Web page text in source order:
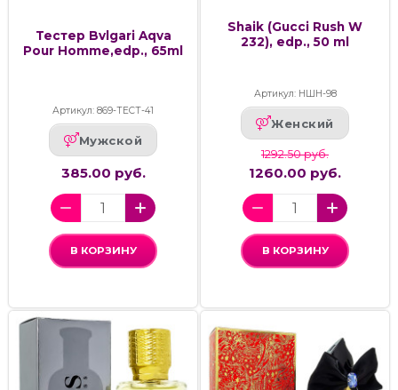
Тестер Bvlgari Aqva
Pour Homme,edp., 65ml
Артикул: 869-ТЕСТ-41
Мужской
385.00 руб.
В КОРЗИНУ
Shaik (Gucci Rush W
232), edp., 50 ml
Артикул: НШН-98
Женский
1292.50 руб.
1260.00 руб.
В КОРЗИНУ